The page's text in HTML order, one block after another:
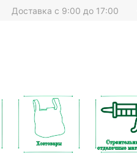
Доставка с 9:00 до 17:00